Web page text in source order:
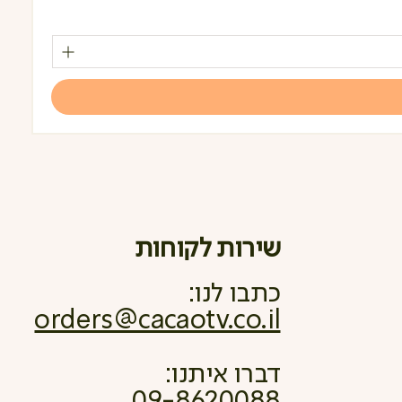
שירות לקוחות
כתבו לנו:
orders@cacaotv.co.il
דברו איתנו: